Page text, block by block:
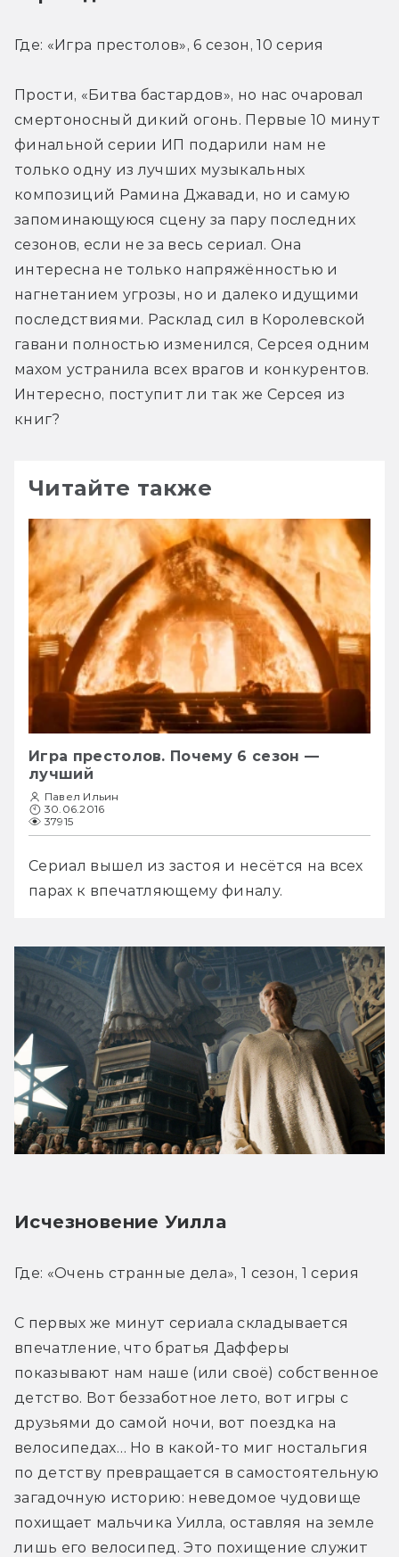
Где: «Игра престолов», 6 сезон, 10 серия
Прости, «Битва бастардов», но нас очаровал
смертоносный дикий огонь. Первые 10 минут
финальной серии ИП подарили нам не
только одну из лучших музыкальных
композиций Рамина Джавади, но и самую
запоминающуюся сцену за пару последних
сезонов, если не за весь сериал. Она
интересна не только напряжённостью и
нагнетанием угрозы, но и далеко идущими
последствиями. Расклад сил в Королевской
гавани полностью изменился, Серсея одним
махом устранила всех врагов и конкурентов.
Интересно, поступит ли так же Серсея из
книг?
Читайте также
Игра престолов. Почему 6 сезон —
лучший
Павел Ильин
30.06.2016
37915
Сериал вышел из застоя и несётся на всех
парах к впечатляющему финалу.
Исчезновение Уилла
Где: «Очень странные дела», 1 сезон, 1 серия
С первых же минут сериала складывается
впечатление, что братья Дафферы
показывают нам наше (или своё) собственное
детство. Вот беззаботное лето, вот игры с
друзьями до самой ночи, вот поездка на
велосипедах… Но в какой-то миг ностальгия
по детству превращается в самостоятельную
загадочную историю: неведомое чудовище
похищает мальчика Уилла, оставляя на земле
лишь его велосипед. Это похищение служит